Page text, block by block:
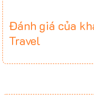
Đánh giá của
Travel